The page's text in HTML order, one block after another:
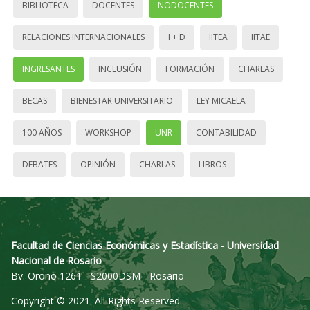
BIBLIOTECA DOCENTES NODOCENTES
RELACIONES INTERNACIONALES I + D IITEA IITAE
INGRESANTES INCLUSIÓN FORMACIÓN CHARLAS
BECAS BIENESTAR UNIVERSITARIO LEY MICAELA
100 AÑOS WORKSHOP UNR CONTABILIDAD
DEBATES OPINIÓN CHARLAS LIBROS
Facultad de Ciencias Económicas y Estadística - Universidad
Nacional de Rosario
Bv. Oroño 1261 - S2000DSM - Rosario
Copyright © 2021. All Rights Reserved.